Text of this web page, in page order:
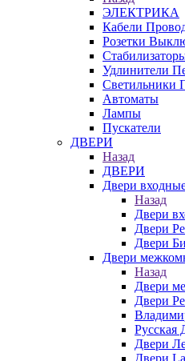
ЭЛЕКТРИКА
Кабели
Розетки
Удлинители
Светильники
Автоматы
Лампы
Пускатели
ДВЕРИ
Назад
ДВЕРИ
Двери
Назад
Двери
Двери
Двери
Двери
Назад
Двери
Двери
Русская
Двери
Двери